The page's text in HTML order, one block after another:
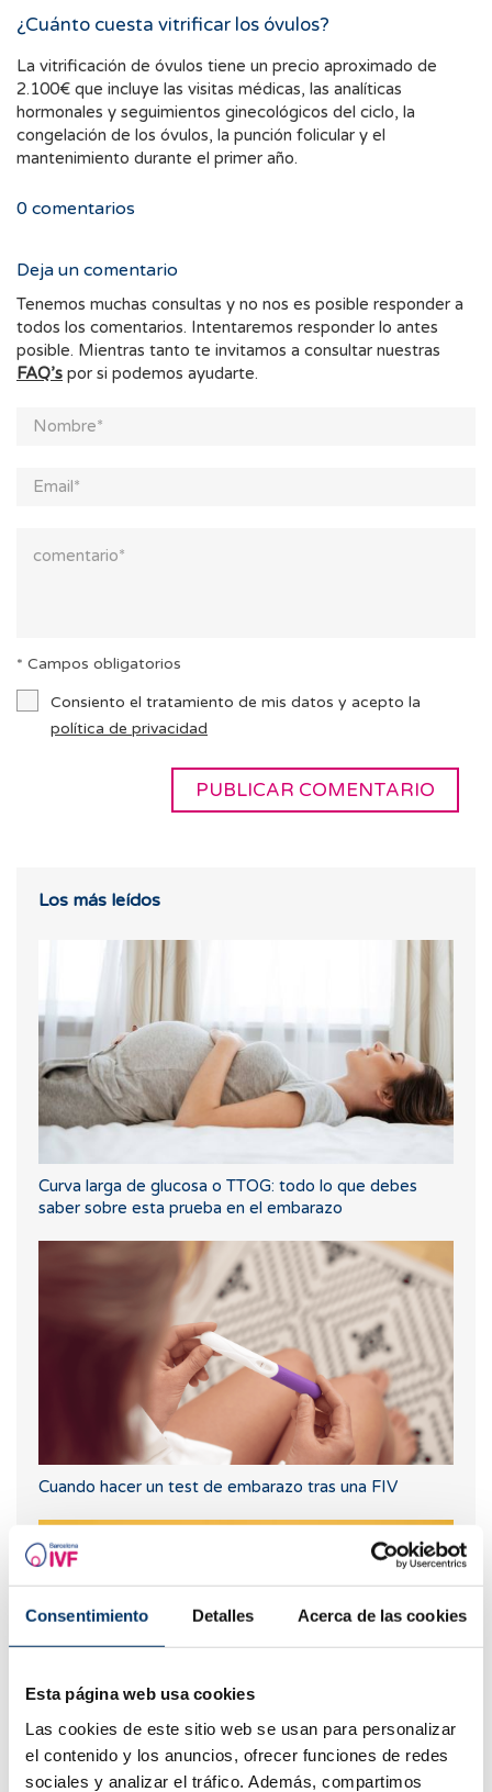
Consentimiento Detalles Acerca de las cookies
Esta página web usa cookies
Las cookies de este sitio web se usan para personalizar
el contenido y los anuncios, ofrecer funciones de redes
sociales y analizar el tráfico. Además, compartimos
¿Cuánto cuesta vitrificar los óvulos?
La vitrificación de óvulos tiene un precio aproximado de
2.100€ que incluye las visitas médicas, las analíticas
hormonales y seguimientos ginecológicos del ciclo, la
congelación de los óvulos, la punción folicular y el
mantenimiento durante el primer año.
0 comentarios
Deja un comentario
Tenemos muchas consultas y no nos es posible responder a
todos los comentarios. Intentaremos responder lo antes
posible. Mientras tanto te invitamos a consultar nuestras
FAQ’s por si podemos ayudarte.
* Campos obligatorios
Consiento el tratamiento de mis datos y acepto la
política de privacidad
Los más leídos
Curva larga de glucosa o TTOG: todo lo que debes
saber sobre esta prueba en el embarazo
Cuando hacer un test de embarazo tras una FIV
Spotting: ¿Qué es y cómo afecta a la fertilidad?